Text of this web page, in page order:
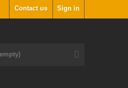
Sign in
Contact us